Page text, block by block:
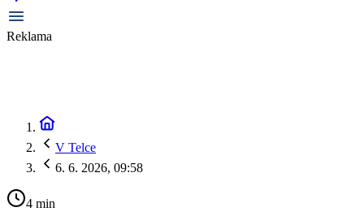
Reklama
V Telce
6. 6. 2026, 09:58
4 min